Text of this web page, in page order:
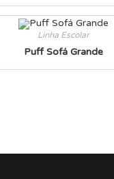
Linha Escolar
Puff Sofá Grande